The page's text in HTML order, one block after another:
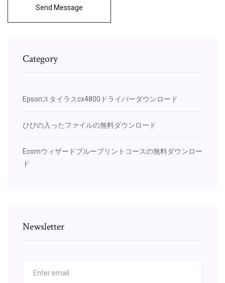
Send Message
Category
Epsonスタイラスcx4800ドライバーダウンロード
ひびの入ったファイルの無料ダウンロード
Ecomウィザードブループリントコースの無料ダウンロー
ド
Newsletter